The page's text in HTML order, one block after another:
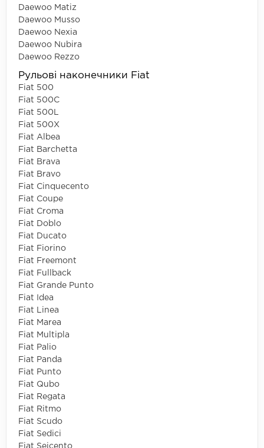
Daewoo Matiz
Daewoo Musso
Daewoo Nexia
Daewoo Nubira
Daewoo Rezzo
Рульові наконечники Fiat
Fiat 500
Fiat 500C
Fiat 500L
Fiat 500X
Fiat Albea
Fiat Barchetta
Fiat Brava
Fiat Bravo
Fiat Cinquecento
Fiat Coupe
Fiat Croma
Fiat Doblo
Fiat Ducato
Fiat Fiorino
Fiat Freemont
Fiat Fullback
Fiat Grande Punto
Fiat Idea
Fiat Linea
Fiat Marea
Fiat Multipla
Fiat Palio
Fiat Panda
Fiat Punto
Fiat Qubo
Fiat Regata
Fiat Ritmo
Fiat Scudo
Fiat Sedici
Fiat Seicento